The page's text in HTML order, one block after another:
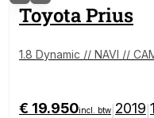
ToyotaPrius
1.8 Dynamic // NAVI //
€ 19.950incl. btw 2019